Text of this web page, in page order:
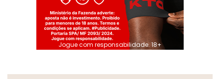
Jogue com responsabilidade. 18+